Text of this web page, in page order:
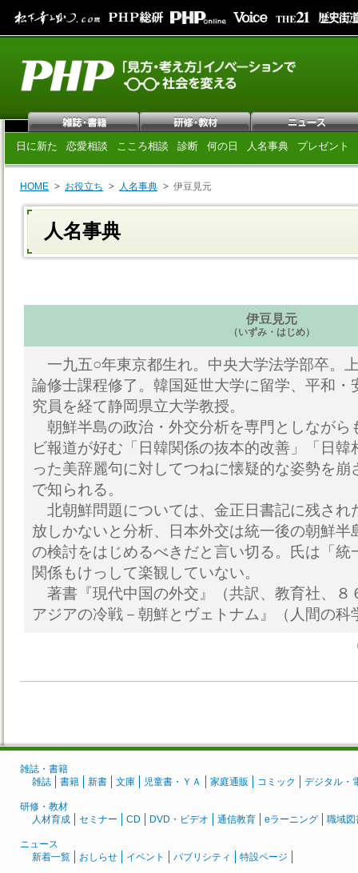
日に新た 恋愛相談 こころ相談 診断 何の日 人名事典 プレゼント
HOME お役立ち 人名事典 伊豆見元
人名事典
伊豆見元
（いずみ・はじめ）
一九五○年東京都生れ。中央大学法学部卒。
論修士課程修了。韓国延世大学に留学、平和・
究員を経て静岡県立大学教授。
朝鮮半島の政治・外交分析を専門としながら
ビ報道が好む「日韓関係の抜本的改善」「日韓
った美辞麗句に対してつねに懐疑的な姿勢を崩
で知られる。
北朝鮮問題については、金正日書記に残され
放しかないと分析、日本外交は統一後の朝鮮半
の検討をはじめるべきだと言い切る。氏は「統
関係もけっして楽観していない。
著書『現代中国の外交』（共訳、教育社、８
アジアの冷戦－朝鮮とヴェトナム』（人間の科
雑誌・書籍
雑誌
書籍 新書 文庫 児童書・ＹＡ 家庭通販 コミック デジタル・
研修・教材
人材育成
セミナー CD DVD・ビデオ 通信教育 eラーニング 職域図
ニュース
新着一覧
おしらせ イベント パブリシティ 特設ページ